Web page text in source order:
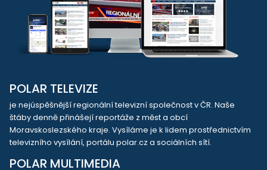
POLAR TELEVIZE
je nejúspěšnější regionální televizní společnost v ČR. Naše
štáby denně přinášejí reportáže z měst a obcí
Moravskoslezského kraje. Vysíláme je k lidem prostřednictvím
televizního vysílání, portálu polar.cz a sociálních sítí.
POLAR MULTIMEDIA